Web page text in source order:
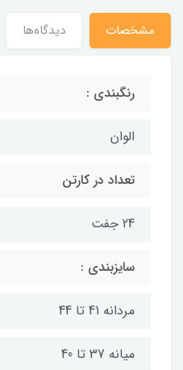
مشخصات دیدگاه‌ها
رنگبندی :
الوان
تعداد در کارتن
24 جفت
سایزبندی :
مردانه 41 تا 44
میانه 37 تا 40